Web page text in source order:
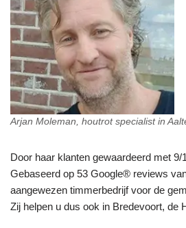
Arjan Moleman, houtrot specialist in
Door haar klanten gewaardeerd met 9/
Gebaseerd op 53 Google® reviews
aangewezen timmerbedrijf voor de
Zij helpen u dus ook in Bredevoort, de